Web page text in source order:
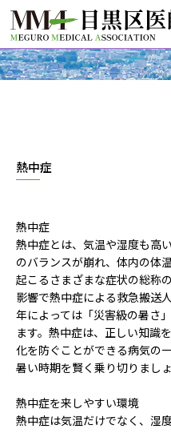
熱中症
熱中症
熱中症とは、気温や湿度も高
のバランスが崩れ、体内の体
起こるさまざまな症状の総称
影響で熱中症による救急搬送
年によっては「災害級の暑さ
ます。熱中症は、正しい知識
化を防ぐことができる病気の
暑い時期を賢く乗り切りましょ
熱中症を来しやすい環境
熱中症は気温だけでなく、湿